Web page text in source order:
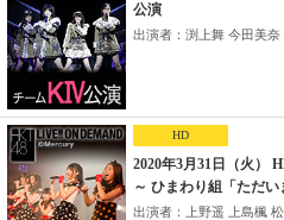
公演
出演者：渕上舞 今田美奈
HD
2020年3月31日（火）
～ ひまわり組「ただ
出演者：上野遥 上島楓 松